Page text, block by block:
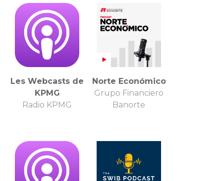
Les Webcasts de
KPMG
Radio KPMG
Norte Económico
Grupo Financiero
Banorte